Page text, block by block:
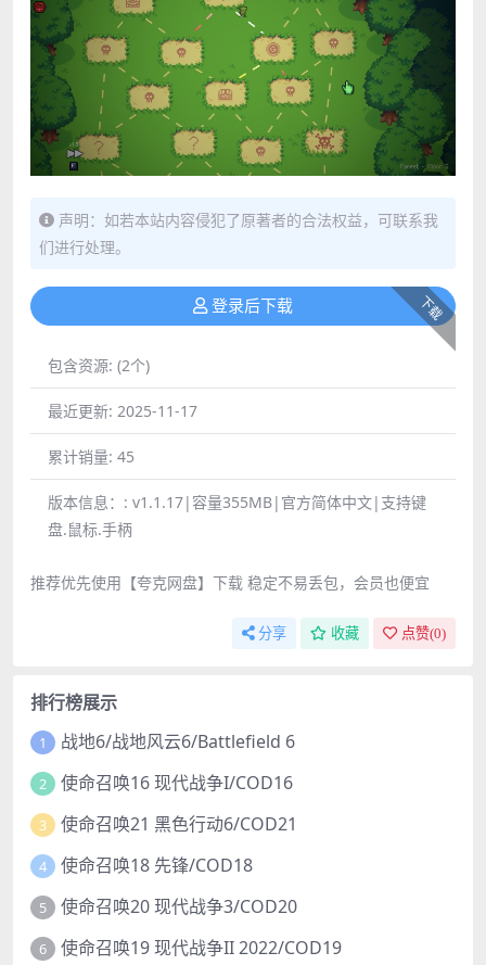
声明：如若本站内容侵犯了原著者的合法权益，可联系我
们进行处理。
下载
登录后下载
包含资源: (2个)
最近更新: 2025-11-17
累计销量: 45
版本信息：: v1.1.17|容量355MB|官方简体中文|支持键
盘.鼠标.手柄
推荐优先使用【夸克网盘】下载 稳定不易丢包，会员也便宜
分享 收藏 点赞(0)
排行榜展示
1 战地6/战地风云6/Battlefield 6
2 使命召唤16 现代战争I/COD16
3 使命召唤21 黑色行动6/COD21
4 使命召唤18 先锋/COD18
5 使命召唤20 现代战争3/COD20
6 使命召唤19 现代战争II 2022/COD19